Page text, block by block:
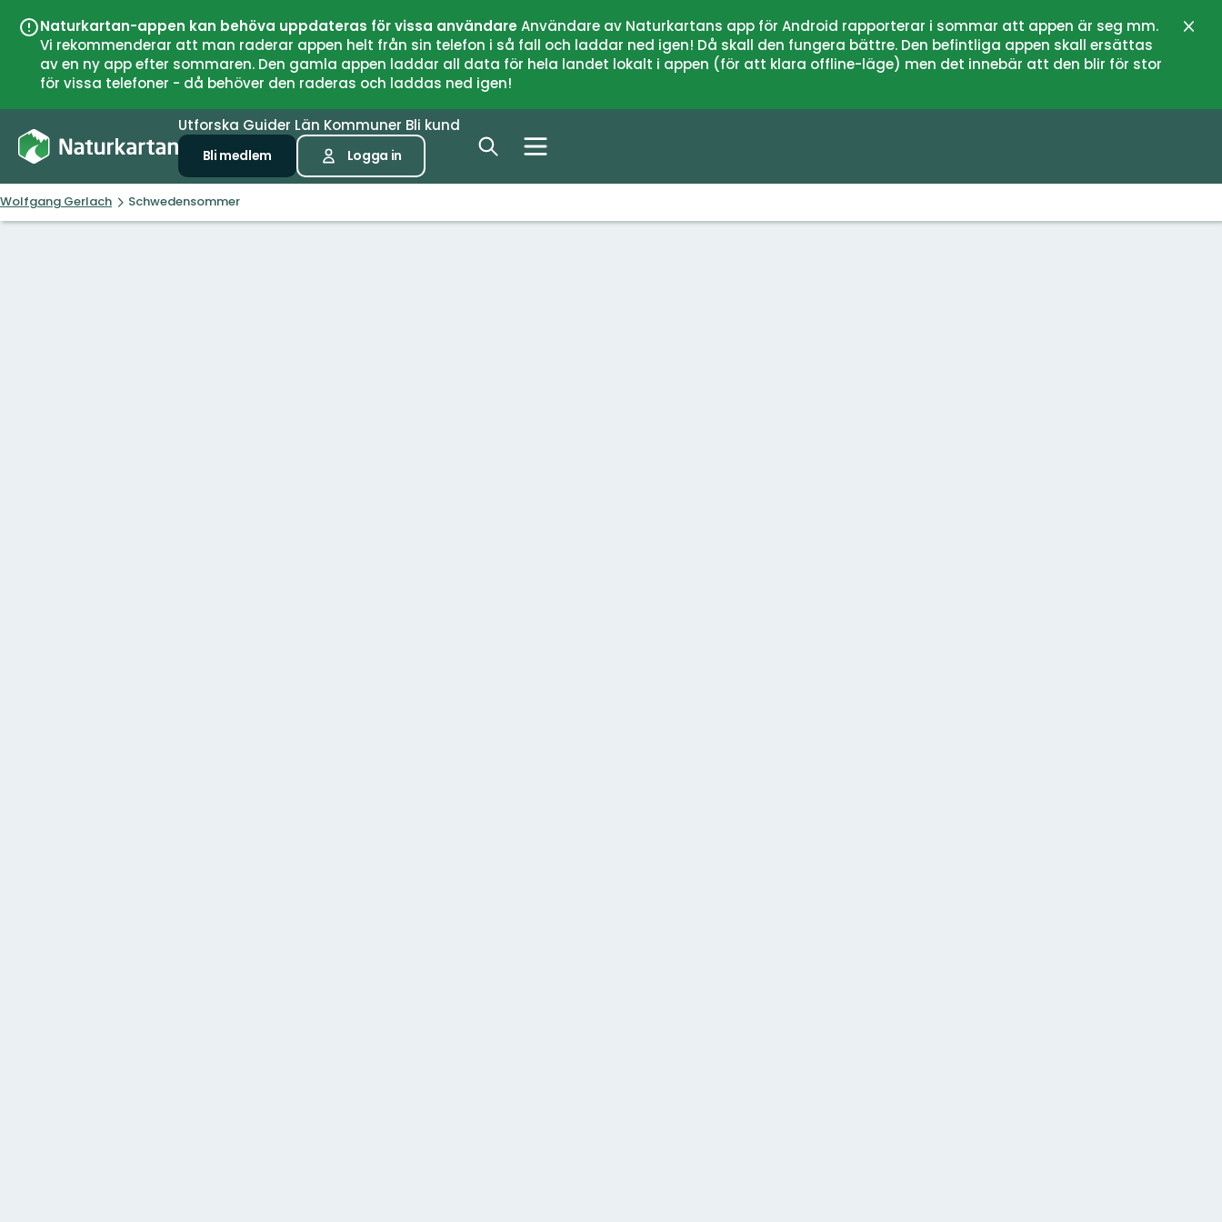
Naturkartan-appen kan behöva uppdateras för vissa användareAnvändare av Naturkartans app för Android rapporterar i sommar att appen är seg mm.
Vi rekommenderar att man raderar appen helt från sin telefon i så fall och laddar ned igen! Då skall den fungera bättre. Den befintliga appen skall ersättas
av en ny app efter sommaren. Den gamla appen laddar all data för hela landet lokalt i appen (för att klara offline-läge) men det innebär att den blir för stor
för vissa telefoner - då behöver den raderas och laddas ned igen!
Utforska Guider Län Kommuner Bli kund
Bli medlem Logga in
Wolfgang Gerlach Schwedensommer